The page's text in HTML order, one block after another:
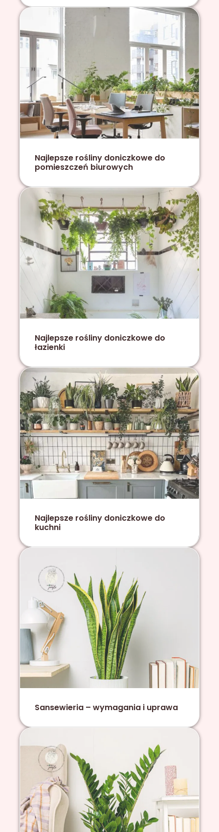
Najlepsze rośliny doniczkowe do
pomieszczeń biurowych
Najlepsze rośliny doniczkowe do
łazienki
Najlepsze rośliny doniczkowe do
kuchni
Sansewieria – wymagania i uprawa